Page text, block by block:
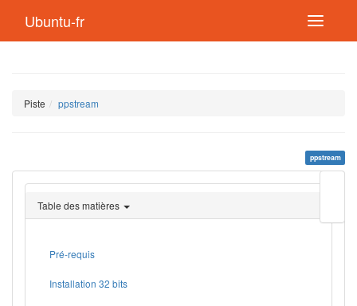
Ubuntu-fr
Piste ppstream
ppstream
page
Table des matières
Pré-requis
Installation 32 bits